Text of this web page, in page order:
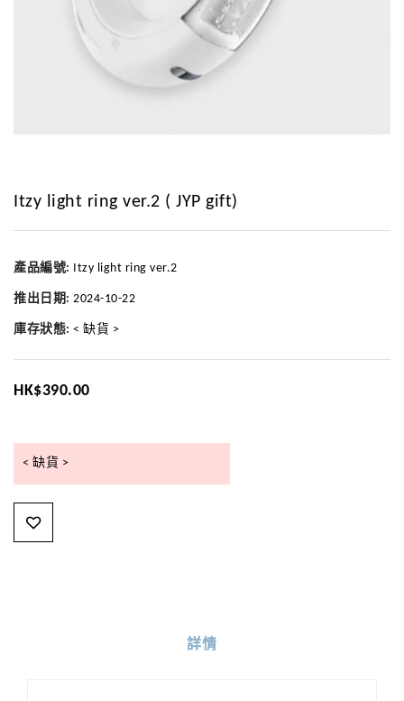
Itzy light ring ver.2 ( JYP gift)
產品編號: Itzy light ring ver.2
推出日期: 2024-10-22
庫存狀態: < 缺貨 >
HK$390.00
< 缺貨 >
詳情